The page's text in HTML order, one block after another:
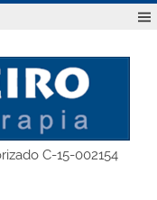
C-15-002154